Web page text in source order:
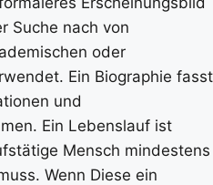
Suche nach von
oder
Ein Biographie fasst
und
Ein Lebenslauf ist
Mensch mindestens
Wenn Diese ein